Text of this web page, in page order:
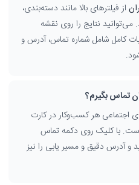
از فیلترهای بالا مانند دسته‌بندی،
می‌توانید نتایج را روی نقشه
کامل شامل شماره تماس، آدرس و
تماس بگیرم؟
اجتماعی هر کسب‌وکار در کارت
با کلیک روی دکمه تماس
و آدرس دقیق و مسیر یابی را نیز